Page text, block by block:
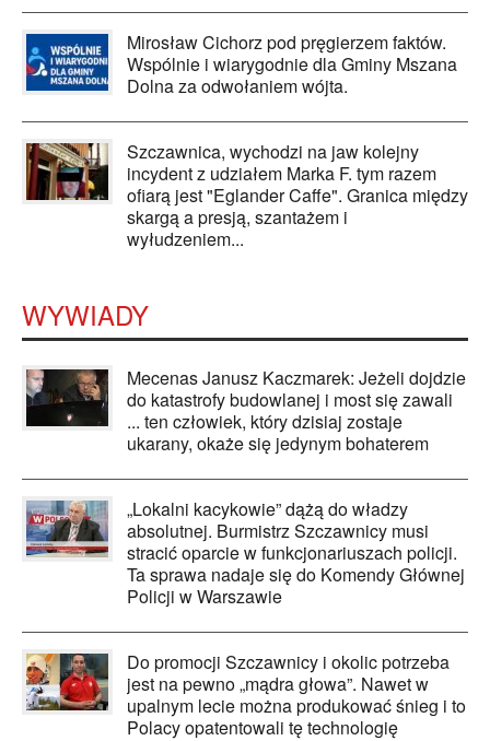
Mirosław Cichorz pod pręgierzem faktów.
Wspólnie i wiarygodnie dla Gminy Mszana
Dolna za odwołaniem wójta.
Szczawnica, wychodzi na jaw kolejny
incydent z udziałem Marka F. tym razem
ofiarą jest "Eglander Caffe". Granica między
skargą a presją, szantażem i
wyłudzeniem...
WYWIADY
Mecenas Janusz Kaczmarek: Jeżeli dojdzie
do katastrofy budowlanej i most się zawali
... ten człowiek, który dzisiaj zostaje
ukarany, okaże się jedynym bohaterem
„Lokalni kacykowie” dążą do władzy
absolutnej. Burmistrz Szczawnicy musi
stracić oparcie w funkcjonariuszach policji.
Ta sprawa nadaje się do Komendy Głównej
Policji w Warszawie
Do promocji Szczawnicy i okolic potrzeba
jest na pewno „mądra głowa”. Nawet w
upalnym lecie można produkować śnieg i to
Polacy opatentowali tę technologię